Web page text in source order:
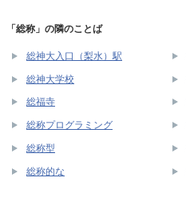
「総称」の隣のことば
総神大入口（梨水）駅
総神大学校
総福寺
総称プログラミング
総称型
総称的な